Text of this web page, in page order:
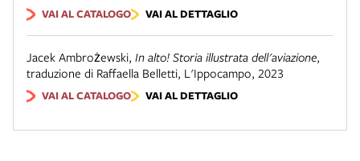
VAI AL CATALOGO VAI AL DETTAGLIO
Jacek Ambrożewski, In alto! Storia illustrata dell'aviazione,
traduzione di Raffaella Belletti, L'Ippocampo, 2023
VAI AL CATALOGO VAI AL DETTAGLIO